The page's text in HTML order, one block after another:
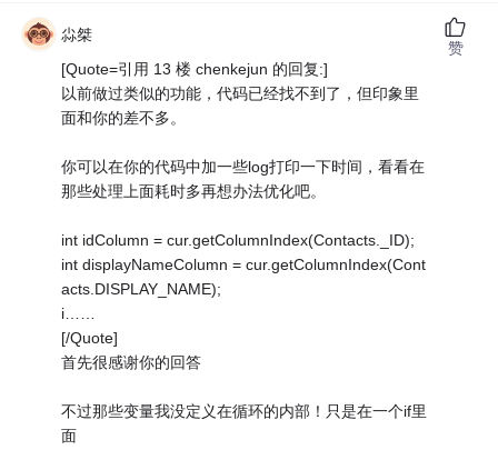
尛桀
[Quote=引用 13 楼 chenkejun 的回复:]
以前做过类似的功能，代码已经找不到了，但印象里
面和你的差不多。
你可以在你的代码中加一些log打印一下时间，看看在
那些处理上面耗时多再想办法优化吧。
int idColumn = cur.getColumnIndex(Contacts._ID);
int displayNameColumn = cur.getColumnIndex(Cont
acts.DISPLAY_NAME);
i……
[/Quote]
首先很感谢你的回答
不过那些变量我没定义在循环的内部！只是在一个if里
面
赞